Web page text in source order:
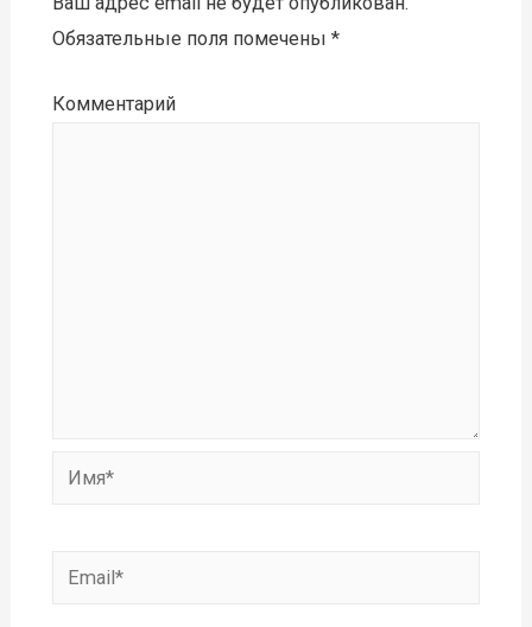
Обязательные поля помечены *
Комментарий
Имя*
Email*